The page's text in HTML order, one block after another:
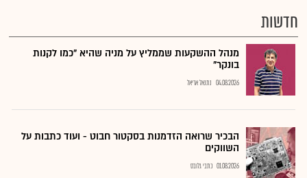
חדשות
מנהל ההשקעות שממליץ על מניה שהיא "כמו לקנות
בונקר"
04.08.2026 נתנאל אריאל
הבכיר שרואה הזדמנות בסקטור חבוט - ועוד כתבות על
השווקים
01.08.2026 כתבי גלובס